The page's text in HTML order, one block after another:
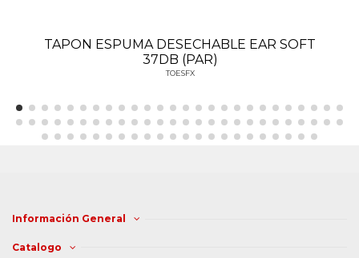
TAPON ESPUMA DESECHABLE EAR SOFT
37DB (PAR)
TOESFX
Información General
Catalogo